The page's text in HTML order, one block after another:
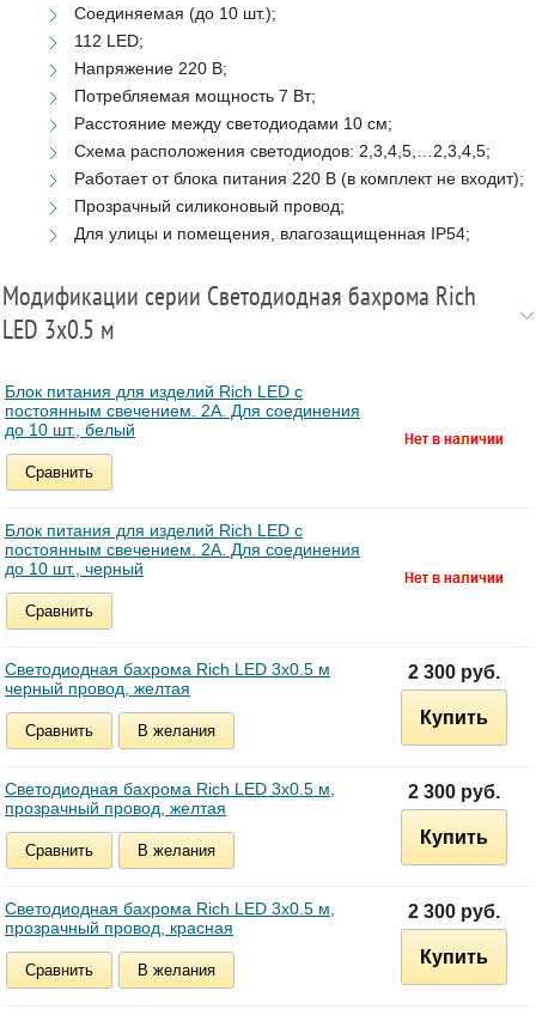
Соединяемая (до 10 шт.);
112 LED;
Напряжение 220 В;
Потребляемая мощность 7 Вт;
Расстояние между светодиодами 10 см;
Схема расположения светодиодов: 2,3,4,5,…2,3,4,5;
Работает от блока питания 220 В (в комплект не входит);
Прозрачный силиконовый провод;
Для улицы и помещения, влагозащищенная IP54;
Модификации серии Светодиодная бахрома Rich
LED 3х0.5 м
Блок питания для изделий Rich LED с
постоянным свечением. 2А. Для соединения
до 10 шт., белый
Сравнить
Блок питания для изделий Rich LED с
постоянным свечением. 2А. Для соединения
до 10 шт., черный
Сравнить
Светодиодная бахрома Rich LED 3х0.5 м
черный провод, желтая
Сравнить В желания
2 300 руб.
Купить
Светодиодная бахрома Rich LED 3х0.5 м,
прозрачный провод, желтая
Сравнить В желания
2 300 руб.
Купить
Светодиодная бахрома Rich LED 3х0.5 м,
прозрачный провод, красная
Сравнить В желания
2 300 руб.
Купить